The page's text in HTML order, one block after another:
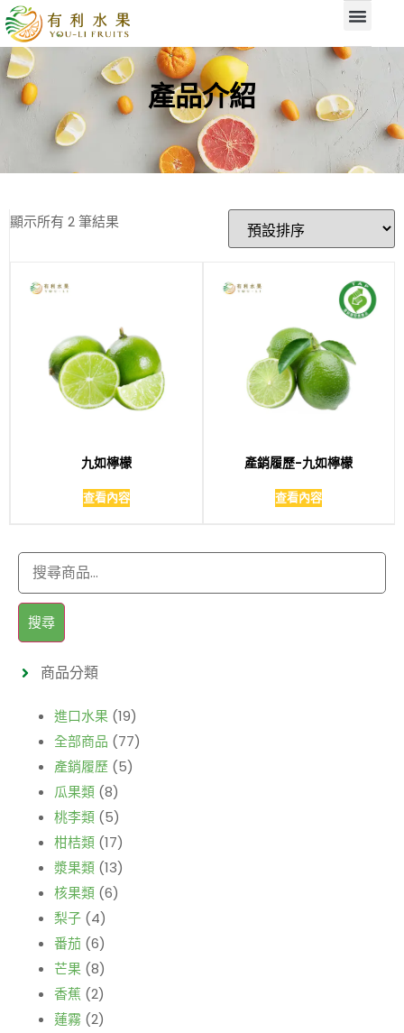
產品介紹
顯示所有 2 筆結果
九如檸檬
查看內容
產銷履歷-九如檸檬
查看內容
搜尋
商品分類
進口水果 (19)
全部商品 (77)
產銷履歷 (5)
瓜果類 (8)
桃李類 (5)
柑桔類 (17)
漿果類 (13)
核果類 (6)
梨子 (4)
番茄 (6)
芒果 (8)
香蕉 (2)
蓮霧 (2)